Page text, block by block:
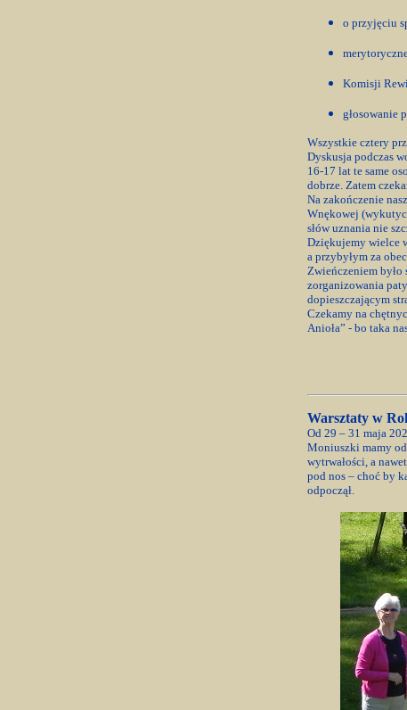
o przyjęciu
Komisji
głosowanie
Wszystkie cztery
Dyskusja podczas
16-17 lat te same
dobrze. Zatem
Na zakończenie
Wnękowej
słów uznania nie
Dziękujemy wielce
a przybyłym za
Zwieńczeniem
zorganizowania
dopieszczającym
Czekamy na
Anioła” - bo taka
Warsztaty w
Od 29 – 31 maja
Moniuszki mamy
wytrwałości, a
pod nos – choć by
odpoczął.